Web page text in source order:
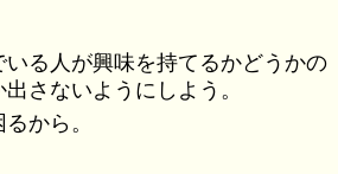
いる人が興味を持てるかどうかの
さないようにしよう。
から。